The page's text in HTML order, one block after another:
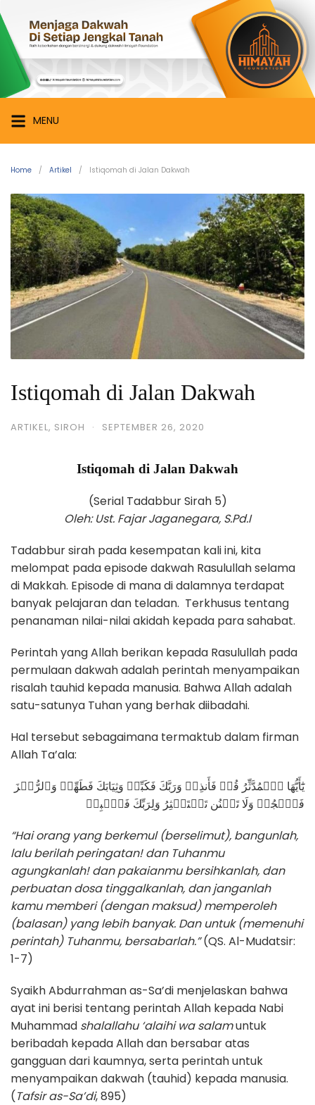
to
content
Himayah
Foundation
Menjaga
Dakwah
di
Setiap
Jengkal
MENU
Home Artikel Istiqomah di Jalan Dakwah
Istiqomah di Jalan Dakwah
ARTIKEL, SIROH · SEPTEMBER 26, 2020
Istiqomah di Jalan Dakwah
(Serial Tadabbur Sirah 5)
Oleh: Ust. Fajar Jaganegara, S.Pd.I
Tadabbur sirah pada kesempatan kali ini, kita
melompat pada episode dakwah Rasulullah selama
di Makkah. Episode di mana di dalamnya terdapat
banyak pelajaran dan teladan. Terkhusus tentang
penanaman nilai-nilai akidah kepada para sahabat.
Perintah yang Allah berikan kepada Rasulullah pada
permulaan dakwah adalah perintah menyampaikan
risalah tauhid kepada manusia. Bahwa Allah adalah
satu-satunya Tuhan yang berhak diibadahi.
Hal tersebut sebagaimana termaktub dalam firman
Allah Ta’ala:
يَٰٓأَيُّهَا ٱلۡمُدَّثِّرُ قُمۡ فَأَنذِرۡ وَرَبَّكَ فَكَبِّرۡ وَثِيَابَكَ فَطَهِّرۡ وَٱلرُّجۡزَ
فَٱهۡجُرۡ وَلَا تَمۡنُن تَسۡتَكۡثِرُ وَلِرَبِّكَ فَٱصۡبِرۡ
“Hai orang yang berkemul (berselimut), bangunlah,
lalu berilah peringatan!dan Tuhanmu
agungkanlah!dan pakaianmu bersihkanlah, dan
perbuatan dosa tinggalkanlah, dan janganlah
kamu memberi (dengan maksud) memperoleh
(balasan) yang lebih banyak. Dan untuk (memenuhi
perintah) Tuhanmu, bersabarlah.”(QS. Al-Mudatsir:
1-7)
Syaikh Abdurrahman as-Sa’di menjelaskan bahwa
ayat ini berisi tentang perintah Allah kepada Nabi
Muhammad shalallahu ‘alaihi wa salamuntuk
beribadah kepada Allah dan bersabar atas
gangguan dari kaumnya, serta perintah untuk
menyampaikan dakwah (tauhid) kepada manusia.
(Tafsir as-Sa’di, 895)